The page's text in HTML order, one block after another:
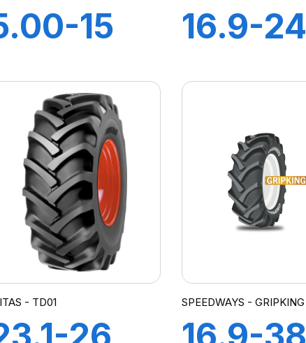
15
GRIP KING
HD
16.9-24
- TD01 SPEEDWAYS - GRIPKING